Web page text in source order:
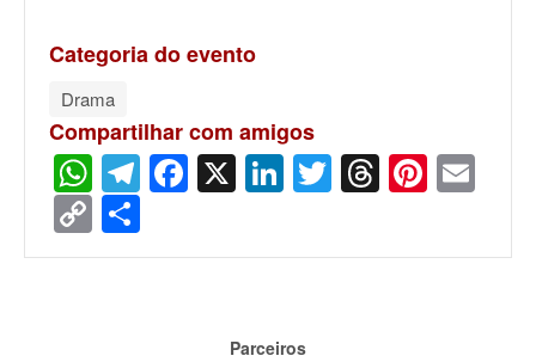
Categoria do evento
Drama
Compartilhar com amigos
WhatsApp
Telegram
Facebook
X LinkedIn
Twitter
Threads
Copy
Link
Parceiros